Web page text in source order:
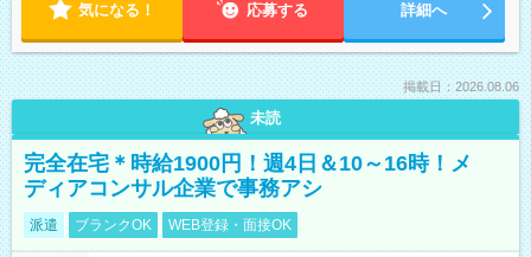
気になる！ 応募する 詳細へ
掲載日：2026.08.06
未読
完全在宅＊時給1900円！週4日＆10～16時！メ
ディアコンサル企業で事務アシ
派遣 ブランクOK WEB登録・面接OK